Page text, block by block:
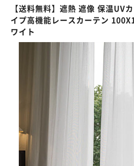
【送料無料】遮熱 遮像 保温UV
イプ高機能レースカーテン
ワイト
カートに入れる